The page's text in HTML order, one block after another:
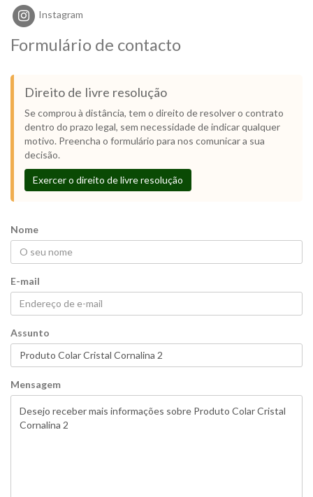
Instagram
Formulário de contacto
Direito de livre resolução
Se comprou à distância, tem o direito de resolver o contrato
dentro do prazo legal, sem necessidade de indicar qualquer
motivo. Preencha o formulário para nos comunicar a sua
decisão.
Exercer o direito de livre resolução
Nome
E-mail
Assunto
Mensagem